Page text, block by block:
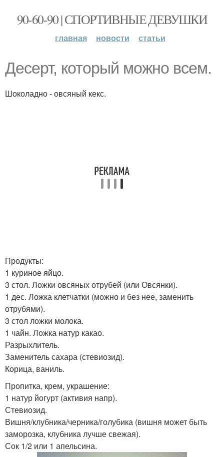
90-60-90 | СПОРТИВНЫЕ ДЕВУШКИ
главная новости статьи
Десерт, который можно всем.
Шоколадно - овсяный кекс.
Продукты:
1 куриное яйцо.
3 стол. Ложки овсяных отрубей (или Овсянки).
1 дес. Ложка клетчатки (можно и без нее, заменить
отрубями).
3 стол ложки молока.
1 чайн. Ложка натур какао.
Разрыхлитель.
Заменитель сахара (стевиозид).
Корица, ваниль.
Пропитка, крем, украшение:
1 натур йогурт (активия напр).
Стевиозид.
Вишня/клубника/черника/голубика (вишня может быть
заморозка, клубника лучше свежая).
Сок 1/2 или 1 апельсина.